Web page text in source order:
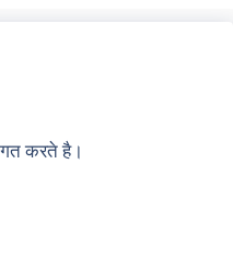
करते है।